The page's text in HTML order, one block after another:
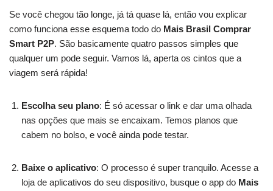
Se você chegou tão longe, já tá quase lá, então vou explicar
como funciona esse esquema todo do Mais Brasil Comprar
Smart P2P. São basicamente quatro passos simples que
qualquer um pode seguir. Vamos lá, aperta os cintos que a
viagem será rápida!
Escolha seu plano: É só acessar o link e dar uma olhada
nas opções que mais se encaixam. Temos planos que
cabem no bolso, e você ainda pode testar.
Baixe o aplicativo: O processo é super tranquilo. Acesse a
loja de aplicativos do seu dispositivo, busque o app do Mais